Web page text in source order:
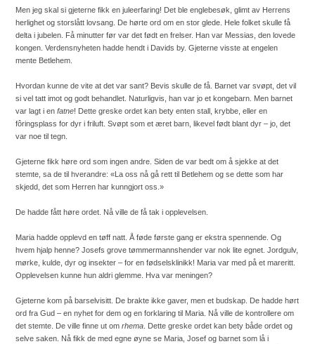
Men jeg skal si gjeterne fikk en juleerfaring! Det ble englebesøk, glimt av Herrens
herlighet og storslått lovsang. De hørte ord om en stor glede. Hele folket skulle få
delta i jubelen. Få minutter før var det født en frelser. Han var Messias, den lovede
kongen. Verdensnyheten hadde hendt i Davids by. Gjeterne visste at engelen
mente Betlehem.
Hvordan kunne de vite at det var sant? Bevis skulle de få. Barnet var svøpt, det vil
si vel tatt imot og godt behandlet. Naturligvis, han var jo et kongebarn. Men barnet
var lagt i en fatne! Dette greske ordet kan bety enten stall, krybbe, eller en
fôringsplass for dyr i friluft. Svøpt som et æret barn, likevel født blant dyr – jo, det
var noe til tegn.
Gjeterne fikk høre ord som ingen andre. Siden de var bedt om å sjekke at det
stemte, sa de til hverandre: «La oss nå gå rett til Betlehem og se dette som har
skjedd, det som Herren har kunngjort oss.»
De hadde fått høre ordet. Nå ville de få tak i opplevelsen.
Maria hadde opplevd en tøff natt. Å føde første gang er ekstra spennende. Og
hvem hjalp henne? Josefs grove tømmermannshender var nok lite egnet. Jordgulv,
mørke, kulde, dyr og insekter – for en fødselsklinikk! Maria var med på et mareritt.
Opplevelsen kunne hun aldri glemme. Hva var meningen?
Gjeterne kom på barselvisitt. De brakte ikke gaver, men et budskap. De hadde hørt
ord fra Gud – en nyhet for dem og en forklaring til Maria. Nå ville de kontrollere om
det stemte. De ville finne ut om rhema . Dette greske ordet kan bety både ordet og
selve saken. Nå fikk de med egne øyne se Maria, Josef og barnet som lå i